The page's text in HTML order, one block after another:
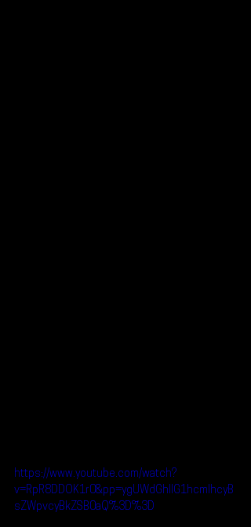
https://www.youtube.com/watch?
v=RpR8DDOK1r0&pp=ygUWdGhlIG1hcmlhcyB
sZWpvcyBkZSB0aQ%3D%3D